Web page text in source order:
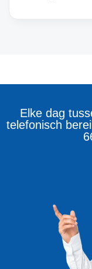
Elke dag
telefonisch